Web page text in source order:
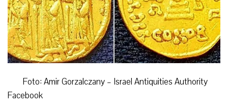
Foto: Amir Gorzalczany – Israel Antiquities Authority
Facebook